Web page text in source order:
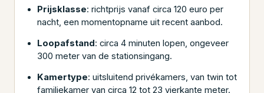
Prijsklasse: richtprijs vanaf circa 120 euro per
nacht, een momentopname uit recent aanbod.
Loopafstand: circa 4 minuten lopen, ongeveer
300 meter van de stationsingang.
Kamertype: uitsluitend privékamers, van twin tot
familiekamer van circa 12 tot 23 vierkante meter.